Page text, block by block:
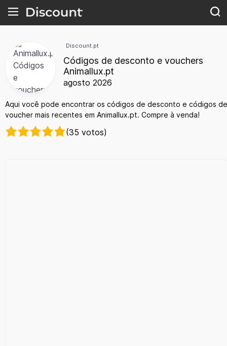
Discount.pt
Códigos de desconto e vouchers
Animallux.pt
agosto 2026
Aqui você pode encontrar os códigos de desconto e códigos de
voucher mais recentes em Animallux.pt. Compre à venda!
(35 votos)